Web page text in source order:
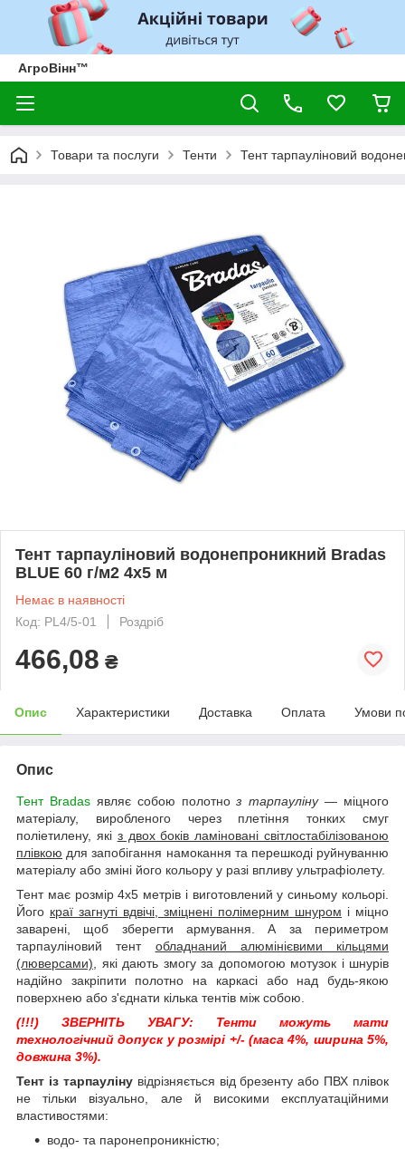
АгроВінн™
Товари та послуги Тенти Тент тарпауліновий
Тент тарпауліновий водонепроникний Bradas
BLUE 60 г/м2 4x5 м
Немає в наявності
Код: PL4/5-01
Роздріб
466,08 ₴
Опис Характеристики Доставка Оплата Умови
Опис
Тент Bradasявляє собою полотноз тарпауліну— міцного
матеріалу, виробленого через плетіння тонких смуг
поліетилену, які з двох боків ламіновані світлостабілізованою
плівкою для запобігання намокання та перешкоді руйнуванню
матеріалу або зміні його кольору у разі впливу ультрафіолету.
Тент має розмір 4х5 метрів і виготовлений у синьому кольорі.
Його краї загнуті вдвічі, зміцнені полімерним шнуром і міцно
заварені, щоб зберегти армування. А за периметром
тарпауліновий тент обладнаний алюмінієвими кільцями
(люверсами) , які дають змогу за допомогою мотузок і шнурів
надійно закріпити полотно на каркасі або над будь-якою
поверхнею або з'єднати кілька тентів між собою.
(!!!) ЗВЕРНІТЬ УВАГУ: Тенти можуть мати
технологічний допуск у розмірі +/- (маса 4%, ширина 5%,
довжина 3%).
Тент із тарпаулінувідрізняється від брезенту або ПВХ плівок
не тільки візуально, але й високими експлуатаційними
властивостями:
водо- та паронепроникністю;